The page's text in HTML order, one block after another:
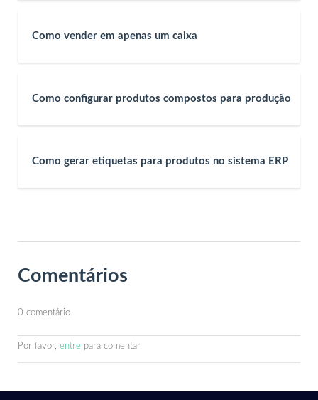
Como vender em apenas um caixa
Como configurar produtos compostos para produção
Como gerar etiquetas para produtos no sistema ERP
Comentários
0 comentário
Por favor, entre para comentar.